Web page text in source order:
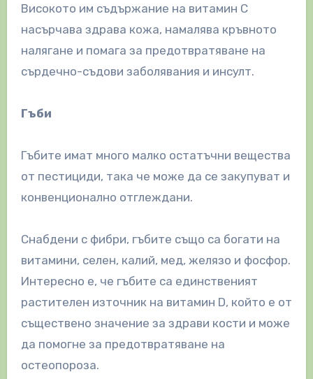
Високото им съдържание на витамин С
насърчава здрава кожа, намалява кръвното
налягане и помага за предотвратяване на
сърдечно-съдови заболявания и инсулт.
Гъби
Гъбите имат много малко остатъчни вещества
от пестициди, така че може да се закупуват и
конвенционално отглеждани.
Снабдени с фибри, гъбите също са богати на
витамини, селен, калий, мед, желязо и фосфор.
Интересно е, че гъбите са единственият
растителен източник на витамин D, който е от
съществено значение за здрави кости и може
да помогне за предотвратяване на
остеопороза.